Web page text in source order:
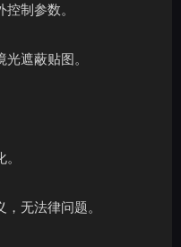
制参数。
遮蔽贴图。
无法律问题。